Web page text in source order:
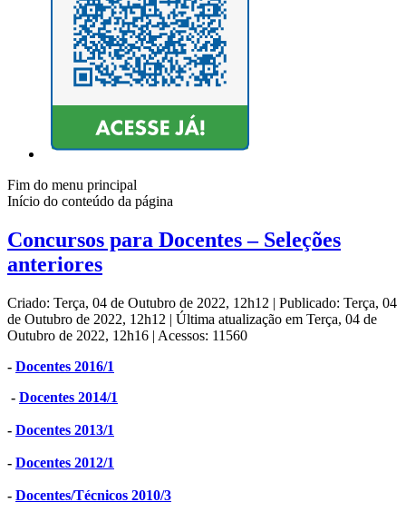
Fim do menu principal
Início do conteúdo da página
Concursos para Docentes – Seleções
anteriores
Criado: Terça, 04 de Outubro de 2022, 12h12 | Publicado: Terça, 04
de Outubro de 2022, 12h12 | Última atualização em Terça, 04 de
Outubro de 2022, 12h16 | Acessos: 11560
- Docentes 2016/1
- Docentes 2014/1
- Docentes 2013/1
- Docentes 2012/1
- Docentes/Técnicos 2010/3